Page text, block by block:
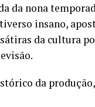
da nona
insano,
da cultura
da